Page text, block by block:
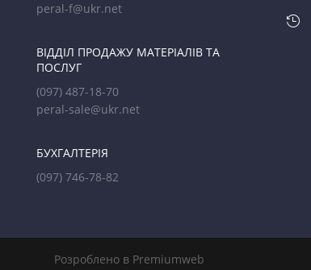
peral-f@ukr.net
ВІДДІЛ ПРОДАЖУ МАТЕРІАЛІВ ТА
ПОСЛУГ
(097) 487-18-70
peral-sale@ukr.net
БУХГАЛТЕРІЯ
(097) 746-78-82

Розроблено в Premiumweb